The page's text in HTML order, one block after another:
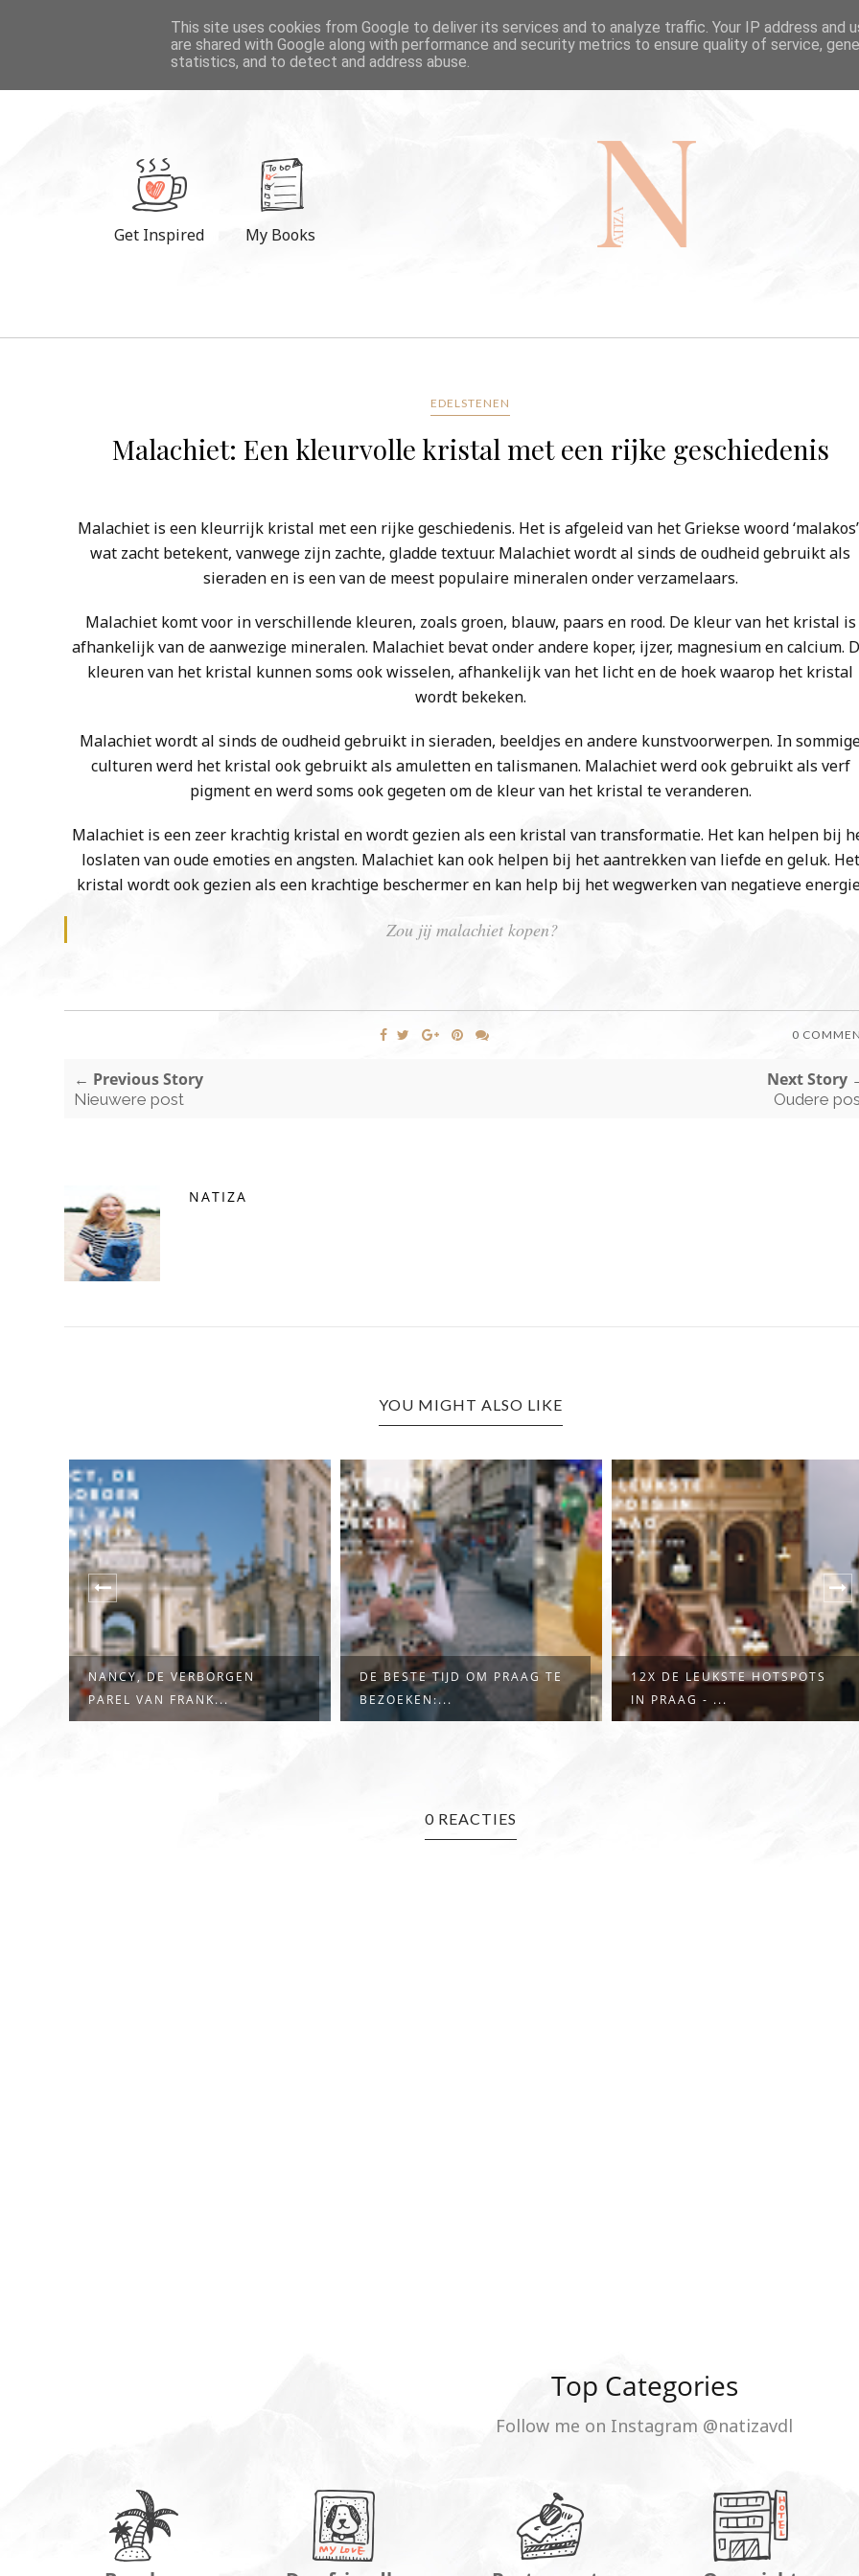
DESTINATIONS HOME TRAVEL BLOG
Get Inspired My Books
EDELSTENEN
Malachiet: Een kleurvolle kristal met een rijke geschiedenis
Malachiet is een kleurrijk kristal met een rijke geschiedenis. Het is afgeleid van het Griekse woord
wat zacht betekent, vanwege zijn zachte, gladde textuur. Malachiet wordt al sinds de oudheid gebruikt als
sieraden en is een van de meest populaire mineralen onder verzamelaars.
Malachiet komt voor in verschillende kleuren, zoals groen, blauw, paars en rood. De kleur van het kristal is
afhankelijk van de aanwezige mineralen. Malachiet bevat onder andere koper, ijzer, magnesium en calcium.
kleuren van het kristal kunnen soms ook wisselen, afhankelijk van het licht en de hoek waarop het kristal
wordt bekeken.
Malachiet wordt al sinds de oudheid gebruikt in sieraden, beeldjes en andere kunstvoorwerpen. In
culturen werd het kristal ook gebruikt als amuletten en talismanen. Malachiet werd ook gebruikt als verf
pigment en werd soms ook gegeten om de kleur van het kristal te veranderen.
Malachiet is een zeer krachtig kristal en wordt gezien als een kristal van transformatie. Het kan helpen bij
loslaten van oude emoties en angsten. Malachiet kan ook helpen bij het aantrekken van liefde en geluk. Het
kristal wordt ook gezien als een krachtige beschermer en kan help bij het wegwerken van negatieve
Zou jij malachiet kopen?
0
← Previous Story
Nieuwere post
Next Story
Oudere
NATIZA
YOU MIGHT ALSO LIKE
DE BESTE TIJD OM PRAAG TE
BEZOEKEN:...
12X DE LEUKSTE HOTSPOTS
IN PRAAG - ...
DE BETOVERENDE
SCHOONHEID VAN NANCY...
0 REACTIES
Top Categories
Follow me on Instagram @natizavdl
This site uses cookies from Google to deliver its services and to analyze traffic. Your IP address and
are shared with Google along with performance and security metrics to ensure quality of service,
statistics, and to detect and address abuse.